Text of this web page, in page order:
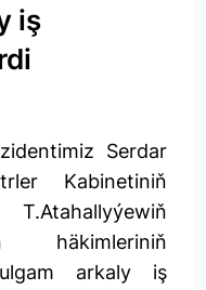
iş
Serdar
Kabinetiniň
häkimleriniň
arkaly iş